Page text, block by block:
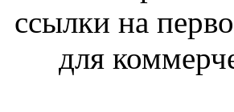
ссылки на
для